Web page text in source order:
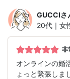
GUCCIさ
20代｜女
非
オンラインの婚
ょっと緊張しま